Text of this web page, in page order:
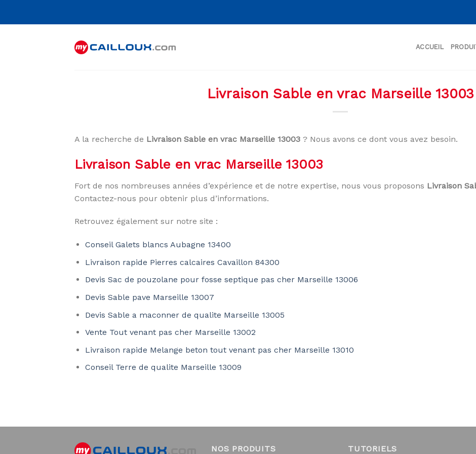
ACCUEIL
Livraison Sable en vrac Marseille 13003
A la recherche de Livraison Sable en vrac Marseille 13003 ? Nous avons ce dont vous avez besoin.
Livraison Sable en vrac Marseille 13003
Fort de nos nombreuses années d’expérience et de notre expertise, nous vous proposons Livraison
Contactez-nous pour obtenir plus d’informations.
Retrouvez également sur notre site :
Conseil Galets blancs Aubagne 13400
Livraison rapide Pierres calcaires Cavaillon 84300
Devis Sac de pouzolane pour fosse septique pas cher Marseille 13006
Devis Sable pave Marseille 13007
Devis Sable a maconner de qualite Marseille 13005
Vente Tout venant pas cher Marseille 13002
Livraison rapide Melange beton tout venant pas cher Marseille 13010
Conseil Terre de qualite Marseille 13009
NOS PRODUITS TUTORIELS